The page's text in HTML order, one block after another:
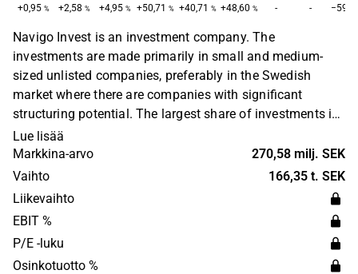
+0,95 % +2,58 % +4,95 % +50,71 % +40,71 % +48,60 % - -
Navigo Invest is an investment company. The
investments are made primarily in small and medium-
sized unlisted companies, preferably in the Swedish
market where there are companies with significant
structuring potential. The largest share of investments is
made in the industrial market. In addition to the main
business, advisory activities are held. The company was
previously known as Pegroco Invest.
Lue lisää
Markkina-arvo
270,58 milj. SEK
Vaihto
166,35 t. SEK
Liikevaihto
EBIT %
P/E -luku
Osinkotuotto %